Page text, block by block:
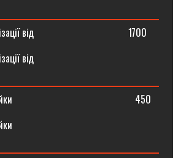
від⠀⠀⠀⠀⠀⠀⠀⠀⠀⠀⠀⠀⠀1700
від